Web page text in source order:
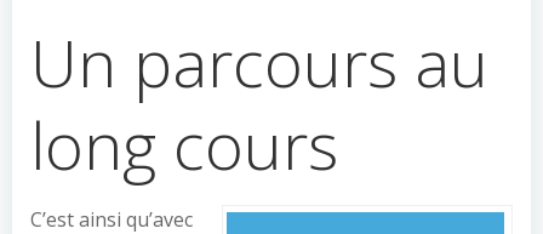
Un parcours au
long cours
C’est ainsi qu’avec